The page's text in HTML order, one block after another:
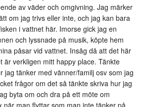
av väder och omgivning. Jag märker
om jag trivs eller inte, och jag kan bara
i vattnet här. Imorse gick jag en
och lyssnade på musik, köpte hem
påsar vid vattnet. Insåg då att det här
är verkligen mitt happy place. Tänkte
jag tänker med vänner/familj osv som jag
frågor om det så tänkte skriva hur jag
byta om och dra på ett möte om